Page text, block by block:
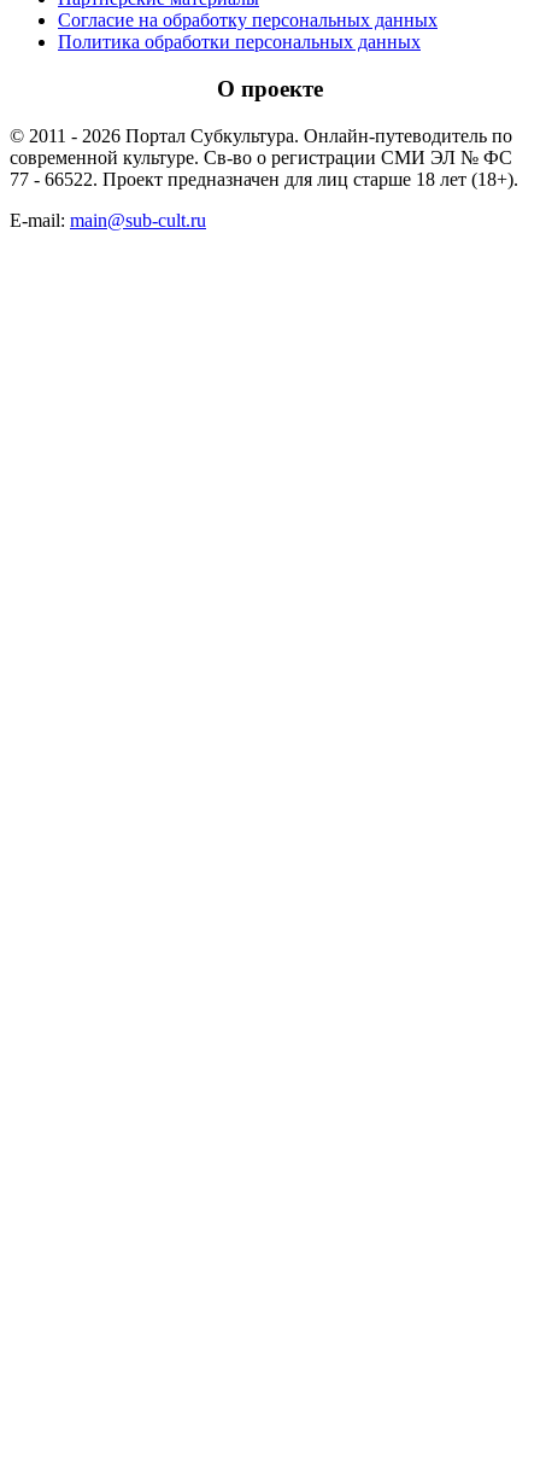
Согласие на обработку персональных данных
Политика обработки персональных данных
О проекте
© 2011 - 2026 Портал Субкультура. Онлайн-путеводитель по
современной культуре. Св-во о регистрации СМИ ЭЛ № ФС
77 - 66522. Проект предназначен для лиц старше 18 лет (18+).
E-mail: main@sub-cult.ru